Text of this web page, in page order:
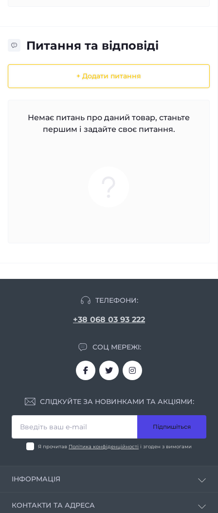
Питання та відповіді
+ Додати питання
Немає питань про даний товар, станьте
першим і задайте своє питання.
ТЕЛЕФОНИ:
+38 068 03 93 222
СОЦ МЕРЕЖІ:
СЛІДКУЙТЕ ЗА НОВИНКАМИ ТА АКЦІЯМИ:
Підпишіться
Я прочитав Політика конфіденційності і згоден з вимогами
ІНФОРМАЦІЯ
Умови співпраці
КОНТАКТИ ТА АДРЕСА